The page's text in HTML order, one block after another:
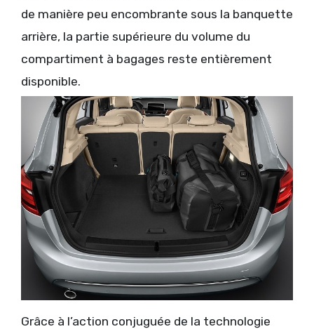
de manière peu encombrante sous la banquette
arrière, la partie supérieure du volume du
compartiment à bagages reste entièrement
disponible.
Grâce à l’action conjuguée de la technologie